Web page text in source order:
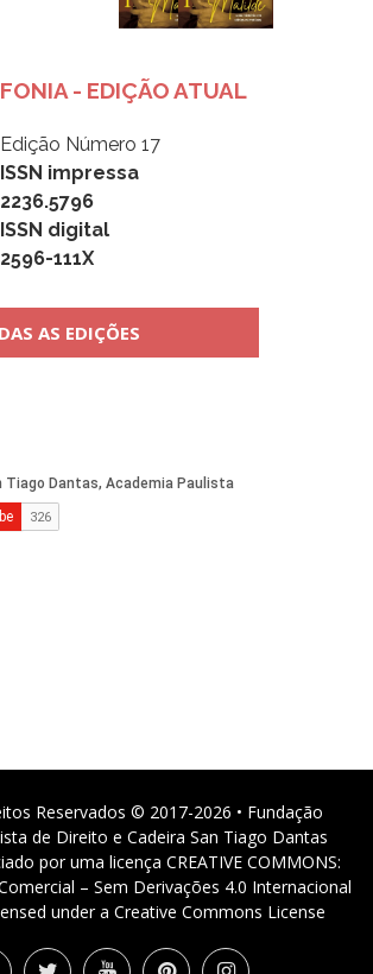
- EDIÇÃO ATUAL
Edição Número 17
ISSN impressa
2236.5796
ISSN digital
2596-111X
AS EDIÇÕES
Reservados © 2017-2026 • Fundação
de Direito e Cadeira San Tiago Dantas
por uma licença CREATIVE COMMONS:
– Sem Derivações 4.0 Internacional
under a Creative Commons License